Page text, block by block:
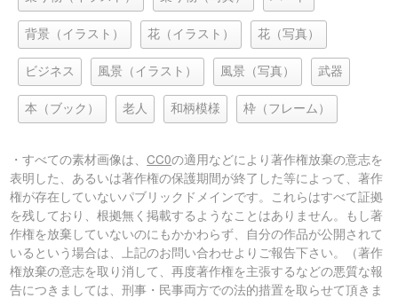
背景（イラスト） 花（イラスト） 花（写真）
ビジネス 風景（イラスト） 風景（写真） 武器
本（ブック） 老人 和柄模様 枠（フレーム）
・すべての素材画像は、CC0の適用などにより著作権放棄の意志を
表明した、あるいは著作権の保護期間が終了した等によって、著作
権が存在していないパブリックドメインです。これらはすべて証拠
を残しており、根拠無く掲載するようなことはありません。もし著
作権を放棄していないのにもかかわらず、自分の作品が公開されて
いるという場合は、上記のお問い合わせよりご報告下さい。（著作
権放棄の意志を取り消して、再度著作権を主張するなどの悪質な報
告につきましては、刑事・民事両方での法的措置を取らせて頂きま